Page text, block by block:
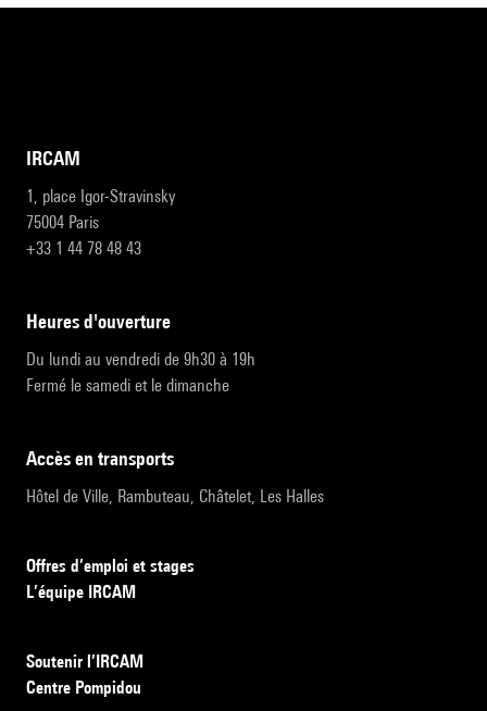
IRCAM
1, place Igor-Stravinsky
75004 Paris
+33 1 44 78 48 43
heures d'ouverture
Du lundi au vendredi de 9h30 à 19h
Fermé le samedi et le dimanche
accès en transports
Hôtel de Ville, Rambuteau, Châtelet, Les Halles
Offres d’emploi et stages
L’équipe IRCAM
Soutenir l’IRCAM
Centre Pompidou